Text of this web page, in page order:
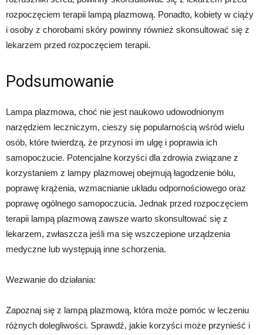
rozpoczęciem terapii lampą plazmową. Ponadto, kobiety w ciąży
i osoby z chorobami skóry powinny również skonsultować się z
lekarzem przed rozpoczęciem terapii.
Podsumowanie
Lampa plazmowa, choć nie jest naukowo udowodnionym
narzędziem leczniczym, cieszy się popularnością wśród wielu
osób, które twierdzą, że przynosi im ulgę i poprawia ich
samopoczucie. Potencjalne korzyści dla zdrowia związane z
korzystaniem z lampy plazmowej obejmują łagodzenie bólu,
poprawę krążenia, wzmacnianie układu odpornościowego oraz
poprawę ogólnego samopoczucia. Jednak przed rozpoczęciem
terapii lampą plazmową zawsze warto skonsultować się z
lekarzem, zwłaszcza jeśli ma się wszczepione urządzenia
medyczne lub występują inne schorzenia.
Wezwanie do działania:
Zapoznaj się z lampą plazmową, która może pomóc w leczeniu
różnych dolegliwości. Sprawdź, jakie korzyści może przynieść i